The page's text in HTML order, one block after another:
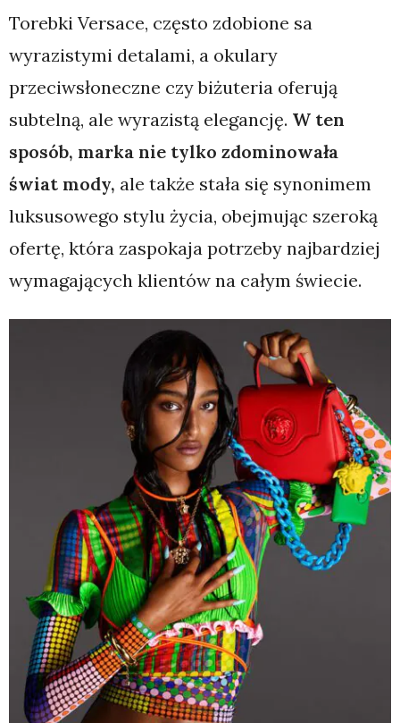
Torebki Versace, często zdobione sa
wyrazistymi detalami, a okulary
przeciwsłoneczne czy biżuteria oferują
subtelną, ale wyrazistą elegancję. W ten
sposób, marka nie tylko zdominowała
świat mody, ale także stała się synonimem
luksusowego stylu życia, obejmując szeroką
ofertę, która zaspokaja potrzeby najbardziej
wymagających klientów na całym świecie.